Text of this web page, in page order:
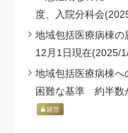
度、入院分科会
地域包括医療病棟
12月1日現在(2025/
地域包括医療病棟
困難な基準 約半数
経営